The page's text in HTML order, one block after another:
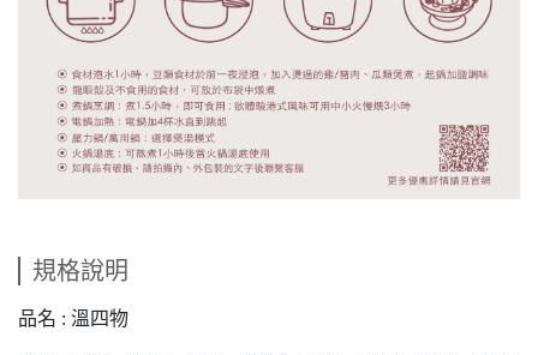
規格說明
品名 : 溫四物